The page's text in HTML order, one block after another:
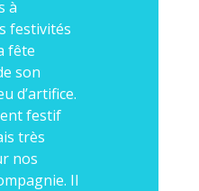
Tout savoir
Irremplaçables, la
série
Nous contacter
à
festivités
fête
son
d’artifice.
festif
très
nos
Il